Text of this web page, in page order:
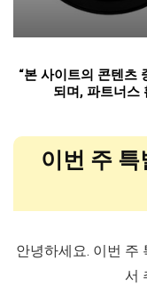
“본 사이트의 콘텐츠
되며, 파트너스
이번 주
안녕하세요. 이번 주
서